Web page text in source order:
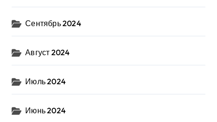
Сентябрь 2024
Август 2024
Июль 2024
Июнь 2024